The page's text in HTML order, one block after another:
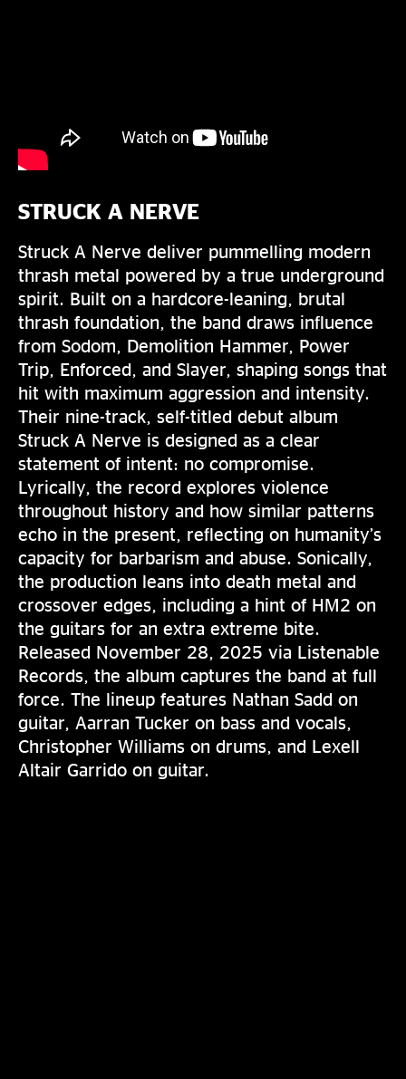
STRUCK A NERVE
Struck A Nerve deliver pummelling modern
thrash metal powered by a true underground
spirit. Built on a hardcore-leaning, brutal
thrash foundation, the band draws influence
from Sodom, Demolition Hammer, Power
Trip, Enforced, and Slayer, shaping songs that
hit with maximum aggression and intensity.
Their nine-track, self-titled debut album
Struck A Nerve is designed as a clear
statement of intent: no compromise.
Lyrically, the record explores violence
throughout history and how similar patterns
echo in the present, reflecting on humanity’s
capacity for barbarism and abuse. Sonically,
the production leans into death metal and
crossover edges, including a hint of HM2 on
the guitars for an extra extreme bite.
Released November 28, 2025 via Listenable
Records, the album captures the band at full
force. The lineup features Nathan Sadd on
guitar, Aarran Tucker on bass and vocals,
Christopher Williams on drums, and Lexell
Altair Garrido on guitar.